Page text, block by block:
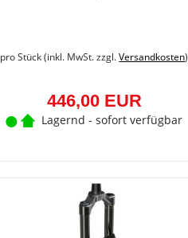
pro Stück (inkl. MwSt. zzgl.Versandkosten)
446,00 EUR
Lagernd - sofort verfügbar